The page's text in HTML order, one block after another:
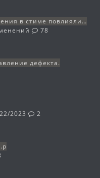
в стиме повлияли…
78
дефекта.
2023
2